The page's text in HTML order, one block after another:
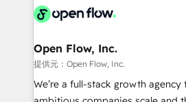
things are happening.
integrated buyers journey. Elixir is
and Amsterdam. Elixir is a first mover and leader
when it comes to HubSpot sales
implementations, highly
acumen, process (re-)design
Open Flow, Inc.
提供元：Open Flow, Inc.
We’re a full-stack growth agency